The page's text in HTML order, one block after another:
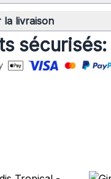
la livraison
sécurisés: